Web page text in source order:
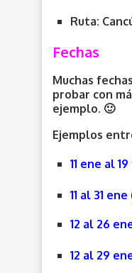
Ruta:
Fechas
Muchas
probar con
ejemplo. 🙂
Ejemplos
11 ene al
11 al 31
12 al 26
12 al 29